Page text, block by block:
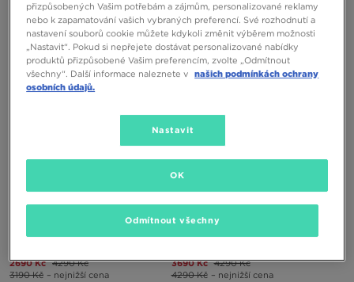
2690 Kč 4290 Kč
3190 Kč – nejnižší cena
UGG TAZZELLE
3690 Kč 4290 Kč
4290 Kč – nejnižší cena
přizpůsobených Vašim potřebám a zájmům, personalizované reklamy
nebo k zapamatování vašich vybraných preferencí. Své rozhodnutí a
nastavení souborů cookie můžete kdykoli změnit výběrem možnosti
„Nastavit“. Pokud si nepřejete dostávat personalizované nabídky
produktů přizpůsobené Vašim preferencím, zvolte „Odmítnout
všechny“. Další informace naleznete v našich podmínkách ochrany
osobních údajů.
Nastavit
Odmítnout všechny
OK